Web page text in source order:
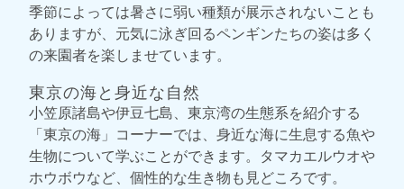
季節によっては暑さに弱い種類が展示されないことも
ありますが、元気に泳ぎ回るペンギンたちの姿は多く
の来園者を楽しませています。
東京の海と身近な自然
小笠原諸島や伊豆七島、東京湾の生態系を紹介する
「東京の海」コーナーでは、身近な海に生息する魚や
生物について学ぶことができます。タマカエルウオや
ホウボウなど、個性的な生き物も見どころです。